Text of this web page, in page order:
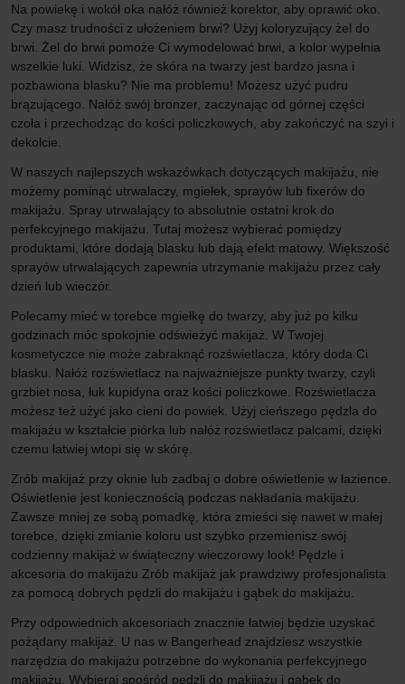
Na powiekę i wokół oka nałóż również korektor, aby oprawić oko.
Czy masz trudności z ułożeniem brwi? Użyj koloryzujący żel do
brwi. Żel do brwi pomoże Ci wymodelować brwi, a kolor wypełnia
wszelkie luki. Widzisz, że skóra na twarzy jest bardzo jasna i
pozbawiona blasku? Nie ma problemu! Możesz użyć pudru
brązującego. Nałóż swój bronzer, zaczynając od górnej części
czoła i przechodząc do kości policzkowych, aby zakończyć na szyi i
dekolcie.
W naszych najlepszych wskazówkach dotyczących makijażu, nie
możemy pominąć utrwalaczy, mgiełek, sprayów lub fixerów do
makijażu. Spray utrwalający to absolutnie ostatni krok do
perfekcyjnego makijażu. Tutaj możesz wybierać pomiędzy
produktami, które dodają blasku lub dają efekt matowy. Większość
sprayów utrwalających zapewnia utrzymanie makijażu przez cały
dzień lub wieczór.
Polecamy mieć w torebce mgiełkę do twarzy, aby już po kilku
godzinach móc spokojnie odświeżyć makijaż. W Twojej
kosmetyczce nie może zabraknąć rozświetlacza, który doda Ci
blasku. Nałóż rozświetlacz na najważniejsze punkty twarzy, czyli
grzbiet nosa, łuk kupidyna oraz kości policzkowe. Rozświetlacza
możesz też użyć jako cieni do powiek. Użyj cieńszego pędzla do
makijażu w kształcie piórka lub nałóż rozświetlacz palcami, dzięki
czemu łatwiej wtopi się w skórę.
Zrób makijaż przy oknie lub zadbaj o dobre oświetlenie w łazience.
Oświetlenie jest koniecznością podczas nakładania makijażu.
Zawsze mniej ze sobą pomadkę, która zmieści się nawet w małej
torebce, dzięki zmianie koloru ust szybko przemienisz swój
codzienny makijaż w świąteczny wieczorowy look! Pędzle i
akcesoria do makijażu Zrób makijaż jak prawdziwy profesjonalista
za pomocą dobrych pędzli do makijażu i gąbek do makijażu.
Przy odpowiednich akcesoriach znacznie łatwiej będzie uzyskać
pożądany makijaż. U nas w Bangerhead znajdziesz wszystkie
narzędzia do makijażu potrzebne do wykonania perfekcyjnego
makijażu. Wybieraj spośród pędzli do makijażu i gąbek do